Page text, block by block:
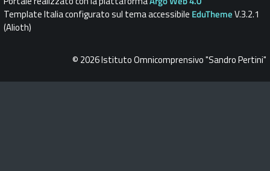
Template Italia configurato sul tema accessibile EduThemeV.3.2.1
(Alioth)
© 2026 Istituto Omnicomprensivo "Sandro Pertini"